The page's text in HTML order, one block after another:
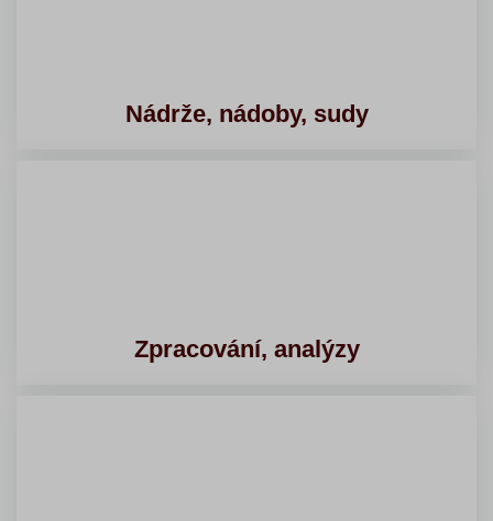
Nádrže, nádoby, sudy
Zpracování, analýzy